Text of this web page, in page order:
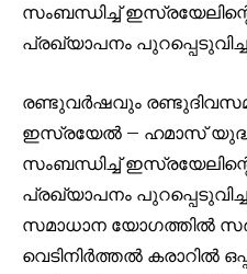
Join our
SUBSCRIBERS
conversation.
To subscribe, simply enter
സംബന്ധിച്ച്
പ്രഖ്യാപനം
രണ്ടുവർഷവും
ഇസ്രയേൽ – ഹമാസ്
സംബന്ധിച്ച്
പ്രഖ്യാപനം
സമാധാന യോഗത്തിൽ
വെടിനിർത്തൽ കരാറിൽ